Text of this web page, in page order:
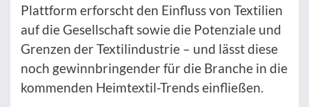
Plattform erforscht den Einfluss von Textilien
auf die Gesellschaft sowie die Potenziale und
Grenzen der Textilindustrie – und lässt diese
noch gewinnbringender für die Branche in die
kommenden Heimtextil-Trends einfließen.